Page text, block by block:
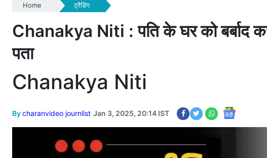
Home ट्रैडिंग
Chanakya Niti : पति के घर को बर्बाद
पता
Chanakya Niti
Bycharanvideo journlist Jan 3, 2025, 20:14 IST